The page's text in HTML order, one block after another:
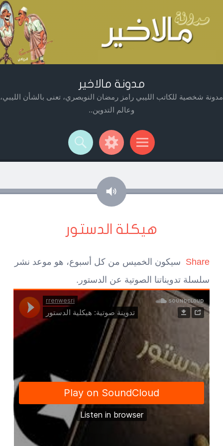
مدونة مالاخير
مدونة شخصية للكاتب الليبي رامز رمضان النويصري، تعنى بالشأن الليبي،
وعالم التدوين..
Menu
Widgets
Search
صوت
هيكلة الدستور
Share سيكون الخميس من كل أسبوع، هو موعد نشر
سلسلة تدويناتنا الصوتية عن الدستور.